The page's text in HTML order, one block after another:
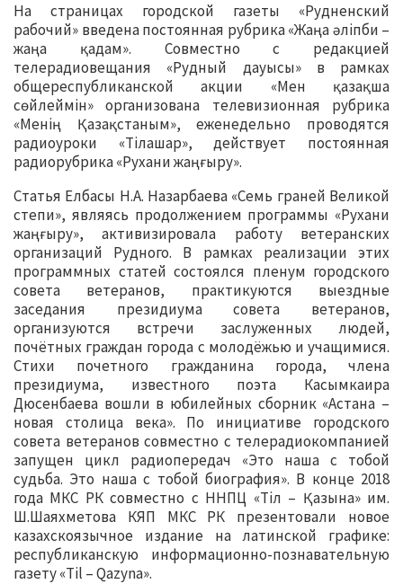
На страницах городской газеты «Рудненский
рабочий» введена постоянная рубрика «Жаңа әліпби –
жаңа қадам». Совместно с редакцией
телерадиовещания «Рудный дауысы» в рамках
общереспубликанской акции «Мен қазақша
сөйлеймін» организована телевизионная рубрика
«Менің Қазақстаным», еженедельно проводятся
радиоуроки «Тілашар», действует постоянная
радиорубрика «Рухани жаңғыру».
Статья Елбасы Н.А. Назарбаева «Семь граней Великой
степи», являясь продолжением программы «Рухани
жаңғыру», активизировала работу ветеранских
организаций Рудного. В рамках реализации этих
программных статей состоялся пленум городского
совета ветеранов, практикуются выездные
заседания президиума совета ветеранов,
организуются встречи заслуженных людей,
почётных граждан города с молодёжью и учащимися.
Стихи почетного гражданина города, члена
президиума, известного поэта Касымкаира
Дюсенбаева вошли в юбилейных сборник «Астана –
новая столица века». По инициативе городского
совета ветеранов совместно с телерадиокомпанией
запущен цикл радиопередач «Это наша с тобой
судьба. Это наша с тобой биография». В конце 2018
года МКС РК совместно с ННПЦ «Тіл – Қазына» им.
Ш.Шаяхметова КЯП МКС РК презентовали новое
казахскоязычное издание на латинской графике:
республиканскую информационно-познавательную
газету «Til – Qazyna».